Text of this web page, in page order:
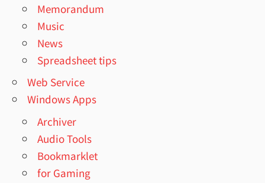
Memorandum
Music
News
Spreadsheet tips
Web Service
Windows Apps
Archiver
Audio Tools
Bookmarklet
for Gaming